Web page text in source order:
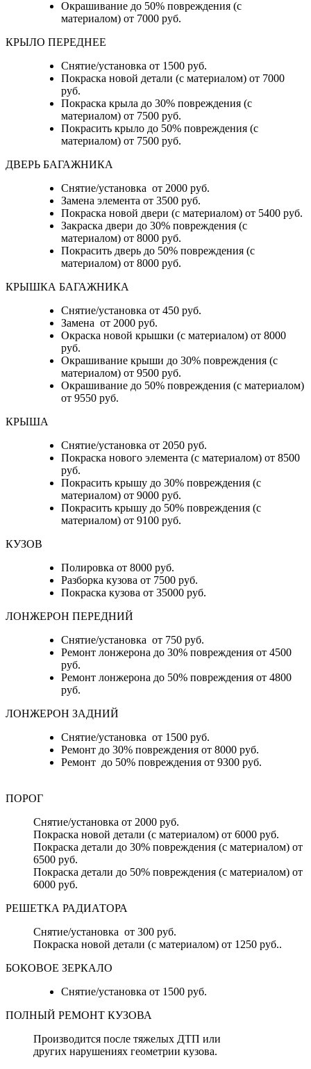
Окрашивание до 50% повреждения (с
материалом) от 7000 руб.
КРЫЛО ПЕРЕДНЕЕ
Снятие/установка от 1500 руб.
Покраска новой детали (с материалом) от 7000
руб.
Покраска крыла до 30% повреждения (с
материалом) от 7500 руб.
Покрасить крыло до 50% повреждения (с
материалом) от 7500 руб.
ДВЕРЬ БАГАЖНИКА
Снятие/установка от 2000 руб.
Замена элемента от 3500 руб.
Покраска новой двери (с материалом) от 5400 руб.
Закраска двери до 30% повреждения (с
материалом) от 8000 руб.
Покрасить дверь до 50% повреждения (с
материалом) от 8000 руб.
КРЫШКА БАГАЖНИКА
Снятие/установка от 450 руб.
Замена от 2000 руб.
Окраска новой крышки (с материалом) от 8000
руб.
Окрашивание крыши до 30% повреждения (с
материалом) от 9500 руб.
Окрашивание до 50% повреждения (с материалом)
от 9550 руб.
КРЫША
Снятие/установка от 2050 руб.
Покраска нового элемента (с материалом) от 8500
руб.
Покрасить крышу до 30% повреждения (с
материалом) от 9000 руб.
Покрасить крышу до 50% повреждения (с
материалом) от 9100 руб.
КУЗОВ
Полировка от 8000 руб.
Разборка кузова от 7500 руб.
Покраска кузова от 35000 руб.
ЛОНЖЕРОН ПЕРЕДНИЙ
Снятие/установка от 750 руб.
Ремонт лонжерона до 30% повреждения от 4500
руб.
Ремонт лонжерона до 50% повреждения от 4800
руб.
ЛОНЖЕРОН ЗАДНИЙ
Снятие/установка от 1500 руб.
Ремонт до 30% повреждения от 8000 руб.
Ремонт до 50% повреждения от 9300 руб.
ПОРОГ
Снятие/установка от 2000 руб.
Покраска новой детали (с материалом) от 6000 руб.
Покраска детали до 30% повреждения (с материалом) от
6500 руб.
Покраска детали до 50% повреждения (с материалом) от
6000 руб.
РЕШЕТКА РАДИАТОРА
Снятие/установка от 300 руб.
Покраска новой детали (с материалом) от 1250 руб..
БОКОВОЕ ЗЕРКАЛО
Снятие/установка от 1500 руб.
ПОЛНЫЙ РЕМОНТ КУЗОВА
Производится после тяжелых ДТП или
других нарушениях геометрии кузова.